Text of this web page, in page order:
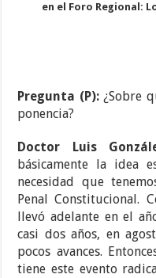
en el Foro Regional:
Pregunta (P):¿Sobre
ponencia?
Doctor Luis
básicamente la idea
necesidad que
Penal Constitucional.
llevó adelante en el
casi dos años, en
pocos avances.
tiene este evento